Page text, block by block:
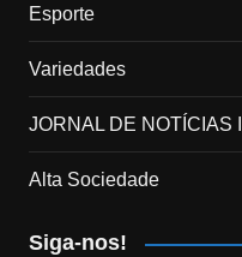
Esporte
Variedades
JORNAL DE NOTÍCIAS
Alta Sociedade
Siga-nos!